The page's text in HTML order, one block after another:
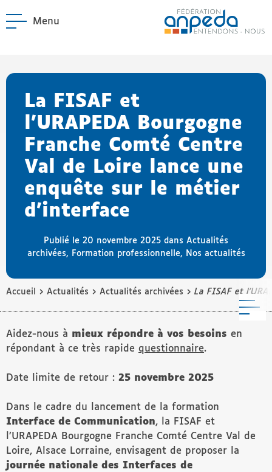
Menu
La FISAF et
l’URAPEDA Bourgogne
Franche Comté Centre
Val de Loire lance une
enquête sur le métier
d’interface
Publié le 20 novembre 2025 dans Actualités
archivées, Formation professionnelle, Nos actualités
Accueil › Actualités › Actualités archivées › La FISAF et
Aidez-nous à mieux répondre à vos besoins en
répondant à ce très rapide questionnaire.
Date limite de retour : 25 novembre 2025
Dans le cadre du lancement de la formation
Interface de Communication, la FISAF et
l’URAPEDA Bourgogne Franche Comté Centre Val de
Loire, Alsace Lorraine, envisagent de proposer la
journée nationale des Interfaces de